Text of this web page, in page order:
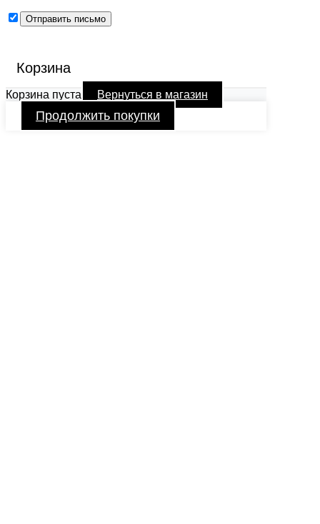
Корзина
Корзина пуста Вернуться в магазин
Продолжить покупки